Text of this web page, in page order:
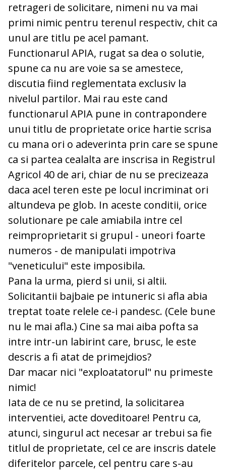
retrageri de solicitare, nimeni nu va mai
primi nimic pentru terenul respectiv, chit ca
unul are titlu pe acel pamant.
Functionarul APIA, rugat sa dea o solutie,
spune ca nu are voie sa se amestece,
discutia fiind reglementata exclusiv la
nivelul partilor. Mai rau este cand
functionarul APIA pune in contrapondere
unui titlu de proprietate orice hartie scrisa
cu mana ori o adeverinta prin care se spune
ca si partea cealalta are inscrisa in Registrul
Agricol 40 de ari, chiar de nu se precizeaza
daca acel teren este pe locul incriminat ori
altundeva pe glob. In aceste conditii, orice
solutionare pe cale amiabila intre cel
reimproprietarit si grupul - uneori foarte
numeros - de manipulati impotriva
"veneticului" este imposibila.
Pana la urma, pierd si unii, si altii.
Solicitantii bajbaie pe intuneric si afla abia
treptat toate relele ce-i pandesc. (Cele bune
nu le mai afla.) Cine sa mai aiba pofta sa
intre intr-un labirint care, brusc, le este
descris a fi atat de primejdios?
Dar macar nici "exploatatorul" nu primeste
nimic!
Iata de ce nu se pretind, la solicitarea
interventiei, acte doveditoare! Pentru ca,
atunci, singurul act necesar ar trebui sa fie
titlul de proprietate, cel ce are inscris datele
diferitelor parcele, cel pentru care s-au